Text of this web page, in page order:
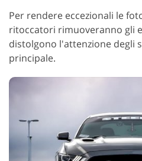
Per rendere eccezionali le
ritoccatori rimuoveranno gli
distolgono l'attenzione degli
principale.